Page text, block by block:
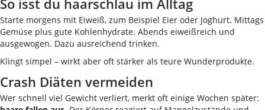
So isst du haarschlau im Alltag
Starte morgens mit Eiweiß, zum Beispiel Eier oder Joghurt. Mittags
Gemüse plus gute Kohlenhydrate. Abends eiweißreich und
ausgewogen. Dazu ausreichend trinken.
Klingt simpel – wirkt aber oft stärker als teure Wunderprodukte.
Crash Diäten vermeiden
Wer schnell viel Gewicht verliert, merkt oft einige Wochen später: